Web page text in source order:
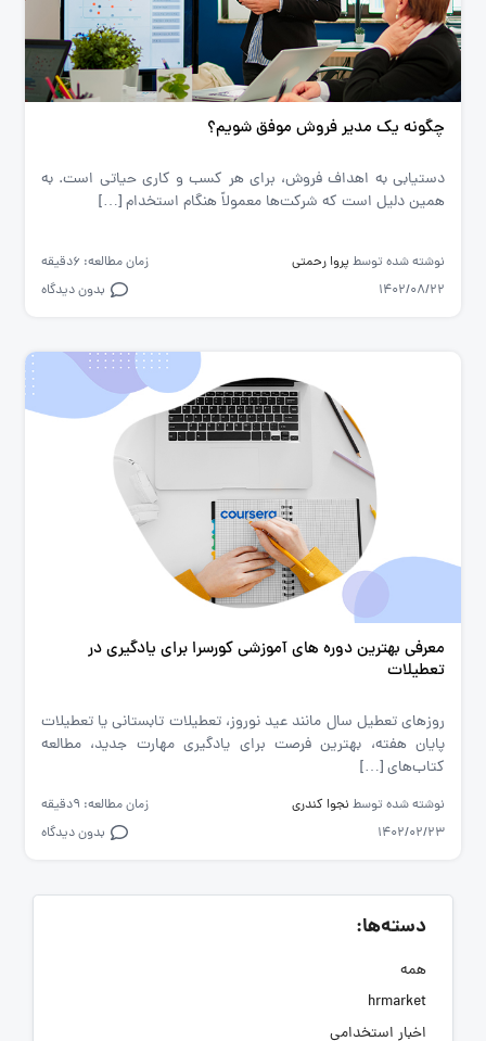
چگونه یک مدیر فروش موفق شویم؟
دستیابی به اهداف فروش، برای هر کسب و کاری حیاتی است. به
همین دلیل است که شرکت‌ها معمولاً هنگام استخدام […]
نوشته شده توسط پروا رحمتی
زمان مطالعه: 6دقیقه
1402/08/22
بدون دیدگاه
معرفی بهترین دوره های آموزشی کورسرا برای یادگیری در
تعطیلات
روزهای تعطیل سال مانند عید نوروز، تعطیلات تابستانی یا تعطیلات
پایان هفته، بهترین فرصت برای یادگیری مهارت جدید، مطالعه
کتاب‌های […]
نوشته شده توسط نجوا کندری
زمان مطالعه: 9دقیقه
1402/02/23
بدون دیدگاه
دسته‌ها:
همه
hrmarket
اخبار استخدامی